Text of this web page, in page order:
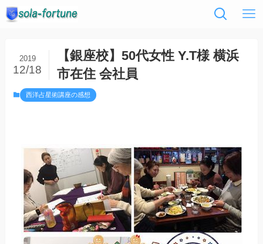
【銀座校】50代女性 Y.T様 横浜
市在住 会社員
2019
12/18
西洋占星術講座の感想